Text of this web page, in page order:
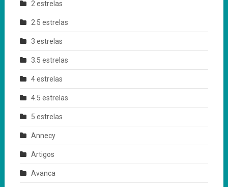
2 estrelas
2.5 estrelas
3 estrelas
3.5 estrelas
4 estrelas
4.5 estrelas
5 estrelas
Annecy
Artigos
Avanca